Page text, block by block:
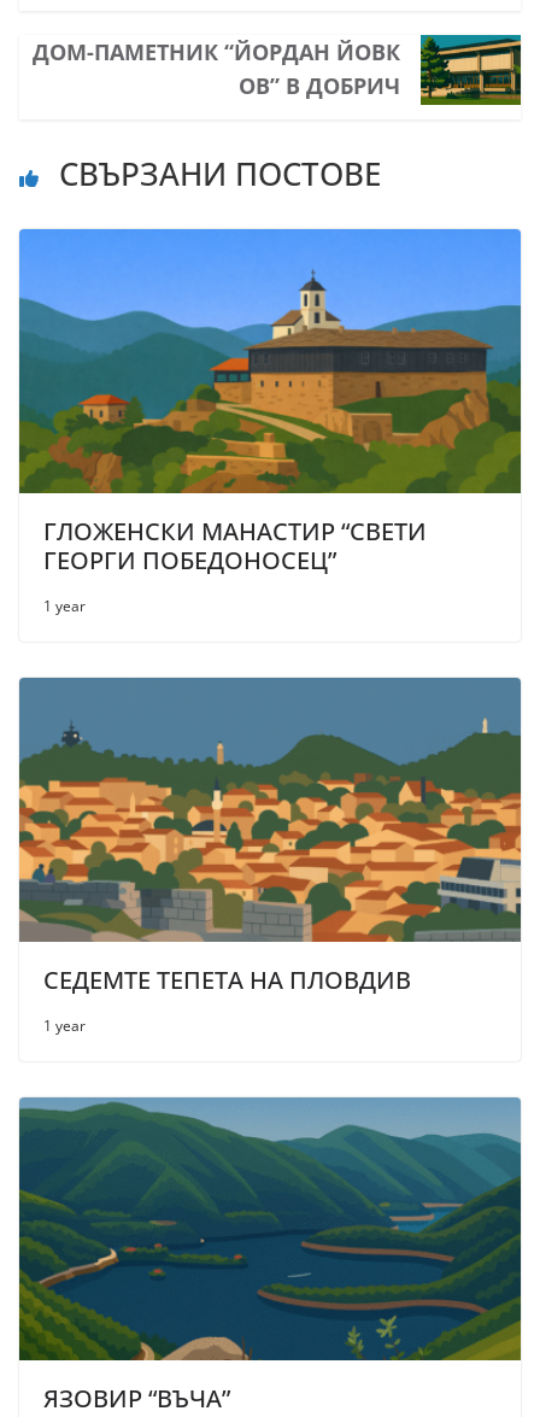
ДОМ-ПАМЕТНИК “ЙОРДАН ЙОВК
ОВ” В ДОБРИЧ
СВЪРЗАНИ ПОСТОВЕ
ГЛОЖЕНСКИ МАНАСТИР “СВЕТИ
ГЕОРГИ ПОБЕДОНОСЕЦ”
1 year
СЕДЕМТЕ ТЕПЕТА НА ПЛОВДИВ
1 year
ЯЗОВИР “ВЪЧА”